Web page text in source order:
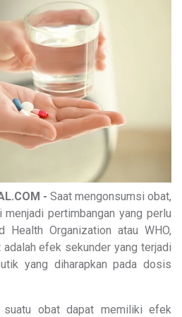
- Saat mengonsumsi obat,
pertimbangan yang perlu
Health Organization atau WHO,
efek sekunder yang terjadi
yang diharapkan pada dosis
obat dapat memiliki efek